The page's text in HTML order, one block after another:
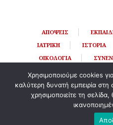
ΑΠΌΨΕΙΣ
ΙΑΤΡΙΚΉ
ΙΣΤΟΡΊΑ
ΟΙΚΟΛΟΓΊΑ
Element © 2026 /
Χρησιμοποιούμε cookies
καλύτερη δυνατή εμπειρία
χρησιμοποιείτε τη